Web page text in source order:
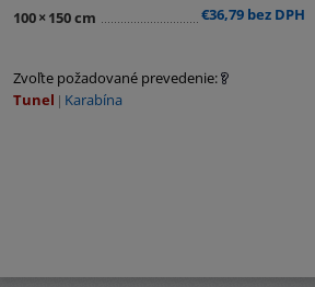
100× 150 cm €36,79 bez DPH
Zvoľte požadované prevedenie:
Tunel
Karabína